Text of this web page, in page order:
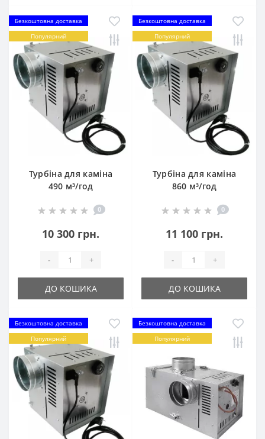
Безкоштовна доставка
Популярний
Турбіна для каміна
490 м³/год
0
10 300 грн.
- +
ДО КОШИКА
Безкоштовна доставка
Популярний
Турбіна для каміна
860 м³/год
0
11 100 грн.
- +
ДО КОШИКА
Безкоштовна доставка
Популярний
Безкоштовна доставка
Популярний